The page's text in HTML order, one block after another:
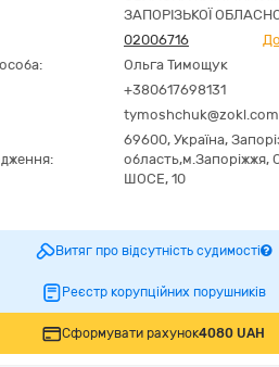
ЗАПОРІЗЬКОЇ
02006716
Ольга Тимощук
+380617698131
69600, Україна,
область,м.Запоріжжя,
ШОСЕ, 10
Витяг про відсутність судимості
Реєстр корупційних порушників
Сформувати рахунок4080 UAH